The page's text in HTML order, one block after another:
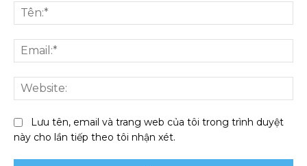
luận:
Lưu tên, email và trang web của tôi trong trình duyệt
này cho lần tiếp theo tôi nhận xét.